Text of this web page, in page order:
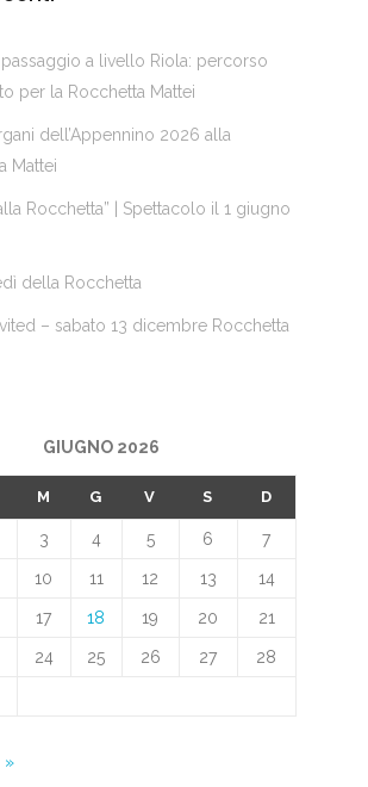
passaggio a livello Riola: percorso
per la Rocchetta Mattei
dell’Appennino 2026 alla
Mattei
Rocchetta” | Spettacolo il 1 giugno
della Rocchetta
– sabato 13 dicembre Rocchetta
GIUGNO 2026
M G V S D
3 4 5 6 7
10 11 12 13 14
17 18 19 20 21
24 25 26 27 28
»